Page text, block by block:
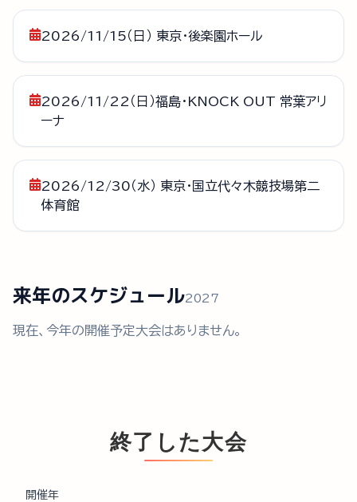
2026/11/15（日） 東京・後楽園ホール
2026/11/22（日）福島・KNOCK OUT 常葉アリ
ーナ
2026/12/30（水） 東京・国立代々木競技場第二
体育館
来年のスケジュール2027
現在、今年の開催予定大会はありません。
終了した大会
開催年